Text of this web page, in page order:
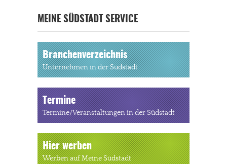
MEINE SÜDSTADT SERVICE
Branchenverzeichnis
Unternehmen in der Südstadt
Termine
Termine/Veranstaltungen in der Südstadt
Hier werben
Werben auf Meine Südstadt